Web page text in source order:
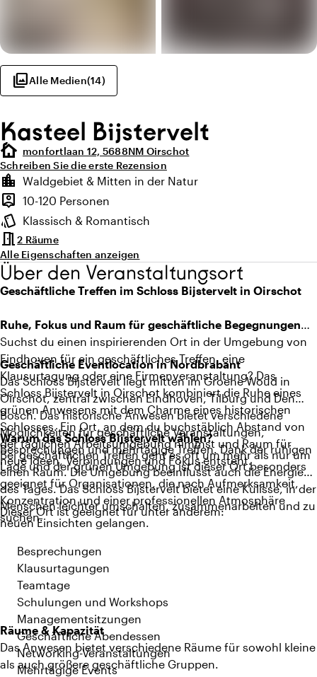
photo_libraryAlle Medien(14)
Kasteel Bijstervelt
cottage monfortlaan 12, 5688NM Oirschot
Schreiben Sie die erste Rezension
Highlights
location_city
Lage und Umgebung
Waldgebiet & Mitten in der Natur
person_pin
Kapazität
10-120 Personen
style
Ambiente
Klassisch & Romantisch
meeting_room2 Räume
Alle Eigenschaften anzeigen
Über den Veranstaltungsort
Geschäftliche Treffen im Schloss Bijstervelt in Oirschot
Ruhe, Fokus und Raum für geschäftliche Begegnungen
Suchst du einen inspirierenden Ort in der Umgebung von
Eindhoven für ein geschäftliches Treffen, eine
Klausurtagung oder eine Firmenveranstaltung? Das
Schloss Bijstervelt in Oirschot kombiniert die Ruhe eines
grünen Anwesens mit dem Charme eines historischen
Schlosses. Ein Ort, an dem du buchstäblich Abstand von
der täglichen Arbeitsumgebung nimmst und Raum für
neue Ideen, Verbindungen und Fokus entsteht.
Geschäftliche Eventlocation in Nordbrabant
Das Schloss Bijstervelt liegt mitten im Groene Woud in
Oirschot, zentral zwischen Eindhoven, Tilburg und Den
Bosch. Das historische Anwesen bietet verschiedene
Möglichkeiten für geschäftliche Veranstaltungen,
Besprechungen und mehrtägige Treffen. Dank der ruhigen
Lage und der grünen Umgebung ist dieser Ort besonders
geeignet für Organisationen, die nach Aufmerksamkeit,
Konzentration und einer professionellen Atmosphäre
suchen.
Warum das Schloss Bijstervelt wählen?
Bei geschäftlichen Treffen geht es oft um mehr als nur um
einen Raum. Die Umgebung beeinflusst auch die Energie
des Tages. Das Schloss Bijstervelt bietet eine Kulisse, in der
Menschen leichter umschalten, zusammenarbeiten und zu
neuen Einsichten gelangen.
Dieser Ort ist geeignet für unter anderem:
Besprechungen
Klausurtagungen
Teamtage
Schulungen und Workshops
Managementsitzungen
Geschäftliche Abendessen
Networking-Veranstaltungen
Mehrtägige Events
Räume & Kapazität
Das Anwesen bietet verschiedene Räume für sowohl kleine
als auch größere geschäftliche Gruppen.